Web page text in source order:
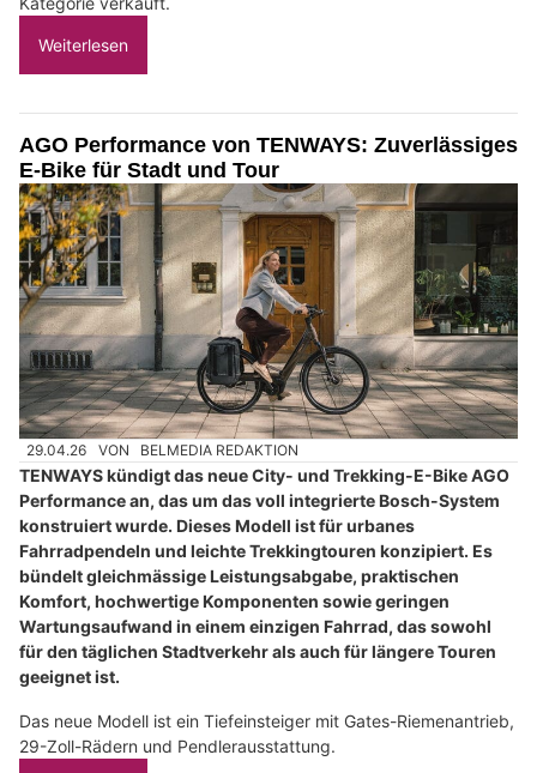
Weiterlesen
AGO Performance von TENWAYS: Zuverlässiges
E-Bike für Stadt und Tour
29.04.26 VON BELMEDIA REDAKTION
TENWAYS kündigt das neue City- und Trekking-E-Bike AGO
Performance an, das um das voll integrierte Bosch-System
konstruiert wurde. Dieses Modell ist für urbanes
Fahrradpendeln und leichte Trekkingtouren konzipiert. Es
bündelt gleichmässige Leistungsabgabe, praktischen
Komfort, hochwertige Komponenten sowie geringen
Wartungsaufwand in einem einzigen Fahrrad, das sowohl
für den täglichen Stadtverkehr als auch für längere Touren
geeignet ist.
Das neue Modell ist ein Tiefeinsteiger mit Gates-Riemenantrieb,
29-Zoll-Rädern und Pendlerausstattung.